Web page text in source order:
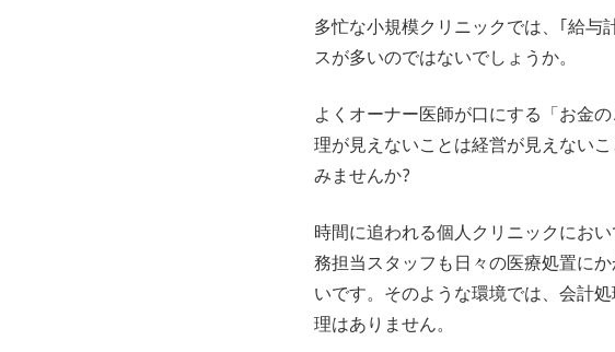
多忙な小規模クリニックでは、｢給与
スが多いのではないでしょうか。
よくオーナー医師が口にする「お金
理が見えないことは経営が見えない
みませんか?
時間に追われる個人クリニックにお
務担当スタッフも日々の医療処置に
いです。そのような環境では、会計
理はありません。